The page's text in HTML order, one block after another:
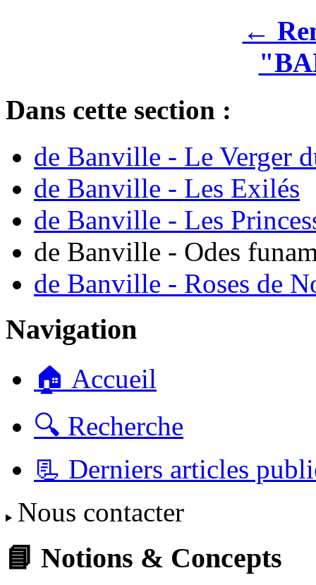
←
Dans cette section :
de Banville - Le Verger
de Banville - Les Exilés
de Banville - Les
de Banville - Odes
de Banville - Roses de
Navigation
🏠 Accueil
🔍 Recherche
📃 Derniers articles
Nous contacter
📘 Notions & Concepts